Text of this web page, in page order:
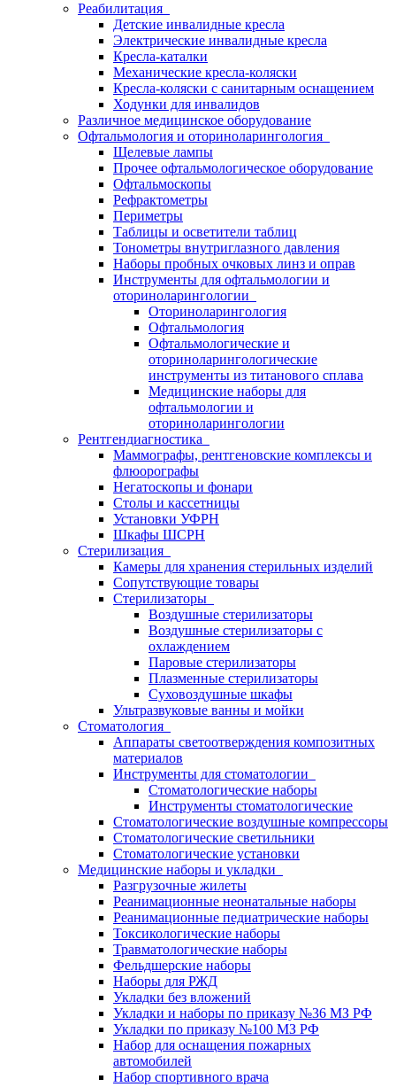
Реабилитация
Детские инвалидные кресла
Электрические инвалидные кресла
Кресла-каталки
Механические кресла-коляски
Кресла-коляски с санитарным оснащением
Ходунки для инвалидов
Различное медицинское оборудование
Офтальмология и оториноларингология
Щелевые лампы
Прочее офтальмологическое оборудование
Офтальмоскопы
Рефрактометры
Периметры
Таблицы и осветители таблиц
Тонометры внутриглазного давления
Наборы пробных очковых линз и оправ
Инструменты для офтальмологии и
оториноларингологии
Оториноларингология
Офтальмология
Офтальмологические и
оториноларингологические
инструменты из титанового сплава
Медицинские наборы для
офтальмологии и
оториноларингологии
Рентгендиагностика
Маммографы, рентгеновские комплексы и
флюорографы
Негатоскопы и фонари
Столы и кассетницы
Установки УФРН
Шкафы ШСРН
Стерилизация
Камеры для хранения стерильных изделий
Сопутствующие товары
Стерилизаторы
Воздушные стерилизаторы
Воздушные стерилизаторы с
охлаждением
Паровые стерилизаторы
Плазменные стерилизаторы
Суховоздушные шкафы
Ультразвуковые ванны и мойки
Стоматология
Аппараты светоотверждения композитных
материалов
Инструменты для стоматологии
Стоматологические наборы
Инструменты стоматологические
Стоматологические воздушные компрессоры
Стоматологические светильники
Стоматологические установки
Медицинские наборы и укладки
Разгрузочные жилеты
Реанимационные неонатальные наборы
Реанимационные педиатрические наборы
Токсикологические наборы
Травматологические наборы
Фельдшерские наборы
Наборы для РЖД
Укладки без вложений
Укладки и наборы по приказу №36 МЗ РФ
Укладки по приказу №100 МЗ РФ
Набор для оснащения пожарных
автомобилей
Набор спортивного врача